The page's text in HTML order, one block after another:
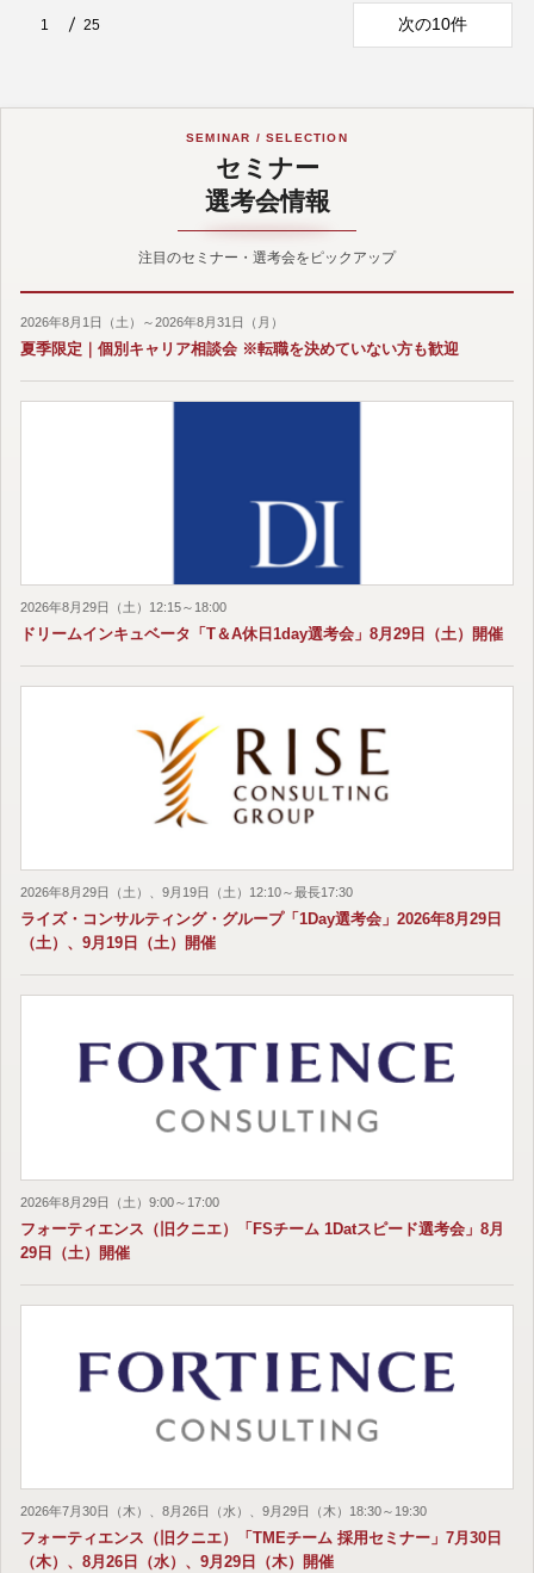
1 25 次の10件
SEMINAR / SELECTION
セミナー
選考会情報
注目のセミナー・選考会をピックアップ
2026年8月1日（土）～2026年8月31日（月）
夏季限定｜個別キャリア相談会 ※転職を決めていない方も歓迎
2026年8月29日（土）12:15～18:00
ドリームインキュベータ「T＆A休日1day選考会」8月29日（土）開催
2026年8月29日（土）、9月19日（土）12:10～最長17:30
ライズ・コンサルティング・グループ「1Day選考会」2026年8月29日
（土）、9月19日（土）開催
2026年8月29日（土）9:00～17:00
フォーティエンス（旧クニエ）「FSチーム 1Datスピード選考会」8月
29日（土）開催
2026年7月30日（木）、8月26日（水）、9月29日（木）18:30～19:30
フォーティエンス（旧クニエ）「TMEチーム 採用セミナー」7月30日
（木）、8月26日（水）、9月29日（木）開催